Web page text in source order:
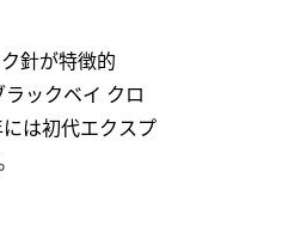
針が特徴的
ックベイ クロ
は初代エクスプ